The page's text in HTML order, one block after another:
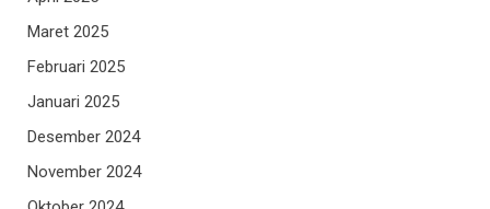
Maret 2025
Februari 2025
Januari 2025
Desember 2024
November 2024